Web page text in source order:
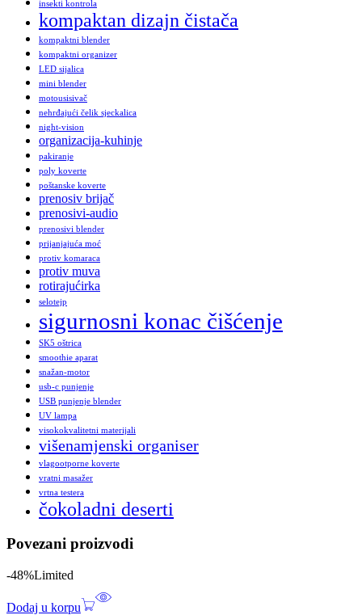
insekti kontrola
kompaktan dizajn čistača
kompaktni blender
kompaktni organizer
LED sijalica
mini blender
motousisivač
nehrđajući čelik sjeckalica
night-vision
organizacija-kuhinje
pakiranje
poly koverte
poštanske koverte
prenosiv brijač
prenosivi-audio
prenosivi blender
prijanjajuća moć
protiv komaraca
protiv muva
rotirajućirka
selotejp
sigurnosni konac čišćenje
SK5 oštrica
smoothie aparat
snažan-motor
usb-c punjenje
USB punjenje blender
UV lampa
visokokvalitetni materijali
višenamjenski organiser
vlagootporne koverte
vratni masažer
vrtna testera
čokoladni deserti
Povezani proizvodi
-48%Limited
Dodaj u korpu